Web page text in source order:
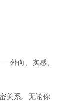
外向、实感、
关系。无论你